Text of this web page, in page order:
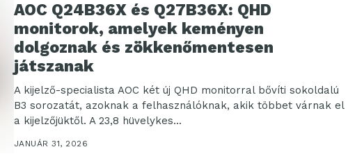
AOC Q24B36X és Q27B36X: QHD
monitorok, amelyek keményen
dolgoznak és zökkenőmentesen
játszanak
A kijelző-specialista AOC két új QHD monitorral bővíti sokoldalú
B3 sorozatát, azoknak a felhasználóknak, akik többet várnak el
a kijelzőjüktől. A 23,8 hüvelykes...
JANUÁR 31, 2026